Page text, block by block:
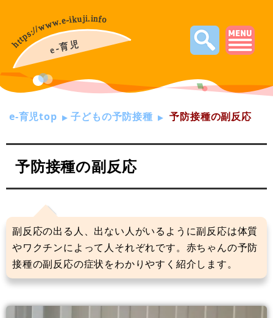
e-育児top 子どもの予防接種 予防接種の副反応
予防接種の副反応
副反応の出る人、出ない人がいるように副反応は体質
やワクチンによって人それぞれです。赤ちゃんの予防
接種の副反応の症状をわかりやすく紹介します。